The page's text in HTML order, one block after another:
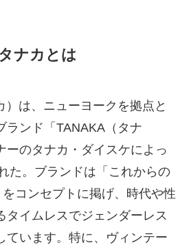
タナカとは
は、ニューヨークを拠点と
ランド「TANAKA（タナ
ーのタナカ・ダイスケによっ
た。ブランドは「これからの
コンセプトに掲げ、時代や性
タイムレスでジェンダーレス
ています。特に、ヴィンテー